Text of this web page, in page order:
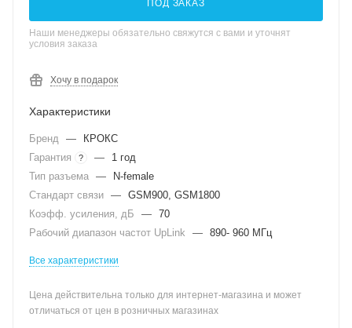
ПОД ЗАКАЗ
Наши менеджеры обязательно свяжутся с вами и уточнят
условия заказа
Хочу в подарок
Характеристики
Бренд —
КРОКС
Гарантия
? —
1 год
Тип разъема —
N-female
Стандарт связи — GSM900, GSM1800
Коэфф. усиления, дБ
— 70
Рабочий диапазон частот UpLink
— 890- 960 МГц
Все характеристики
Цена действительна только для интернет-магазина и может
отличаться от цен в розничных магазинах